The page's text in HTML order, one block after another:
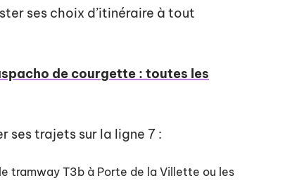
ses choix d’itinéraire à tout
de courgette : toutes les
ses trajets sur la ligne 7 :
tramway T3b à Porte de la Villette ou les